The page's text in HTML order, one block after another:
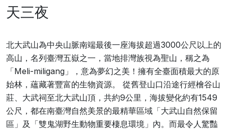
天三夜
北大武山為中央山脈南端最後一座海拔超過3000公尺以上的
高山，名列臺灣五嶽之一，當地排灣族視為聖山，稱之為
「Meli-miligang」，意為夢幻之美！擁有全臺面積最大的原
始林，蘊藏著豐富的生物資源。 從舊登山口沿途行經檜谷山
莊、大武祠至北大武山頂，共約9公里，海拔變化約有1549
公尺，都在南臺灣自然美景的最精華區域「大武山自然保留
區」及「雙鬼湖野生動物重要棲息環境」內。而最令人驚豔